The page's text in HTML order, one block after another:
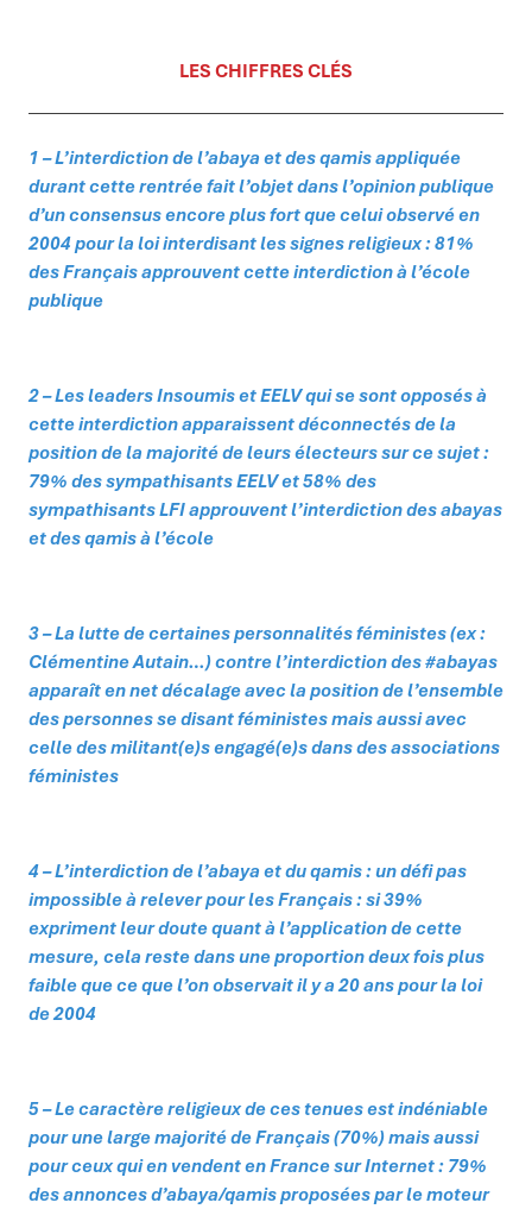
LES CHIFFRES CLÉS
1 – L’interdiction de l’abaya et des qamis appliquée
durant cette rentrée fait l’objet dans l’opinion publique
d’un consensus encore plus fort que celui observé en
2004 pour la loi interdisant les signes religieux : 81%
des Français approuvent cette interdiction à l’école
publique
2 – Les leaders Insoumis et EELV qui se sont opposés à
cette interdiction apparaissent déconnectés de la
position de la majorité de leurs électeurs sur ce sujet :
79% des sympathisants EELV et 58% des
sympathisants LFI approuvent l’interdiction des abayas
et des qamis à l’école
3 – La lutte de certaines personnalités féministes (ex :
Clémentine Autain…) contre l’interdiction des #abayas
apparaît en net décalage avec la position de l’ensemble
des personnes se disant féministes mais aussi avec
celle des militant(e)s engagé(e)s dans des associations
féministes
4 – L’interdiction de l’abaya et du qamis : un défi pas
impossible à relever pour les Français : si 39%
expriment leur doute quant à l’application de cette
mesure, cela reste dans une proportion deux fois plus
faible que ce que l’on observait il y a 20 ans pour la loi
de 2004
5 – Le caractère religieux de ces tenues est indéniable
pour une large majorité de Français (70%) mais aussi
pour ceux qui en vendent en France sur Internet : 79%
des annonces d’abaya/qamis proposées par le moteur